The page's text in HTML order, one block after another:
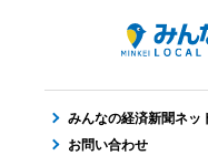
みんなの経済新聞ネッ
お問い合わせ